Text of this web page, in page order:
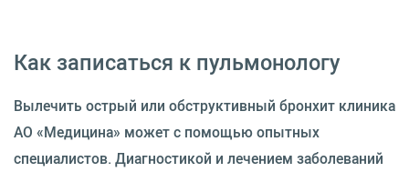
Как записаться к пульмонологу
Вылечить острый или обструктивный бронхит клиника
АО «Медицина» может с помощью опытных
специалистов. Диагностикой и лечением заболеваний